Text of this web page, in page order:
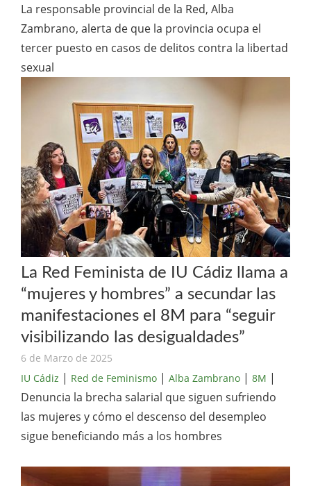
La responsable provincial de la Red, Alba
Zambrano, alerta de que la provincia ocupa el
tercer puesto en casos de delitos contra la libertad
sexual
La Red Feminista de IU Cádiz llama a
“mujeres y hombres” a secundar las
manifestaciones el 8M para “seguir
visibilizando las desigualdades”
6 de Marzo de 2025
IU Cádiz | Red de Feminismo | Alba Zambrano | 8M |
Denuncia la brecha salarial que siguen sufriendo
las mujeres y cómo el descenso del desempleo
sigue beneficiando más a los hombres